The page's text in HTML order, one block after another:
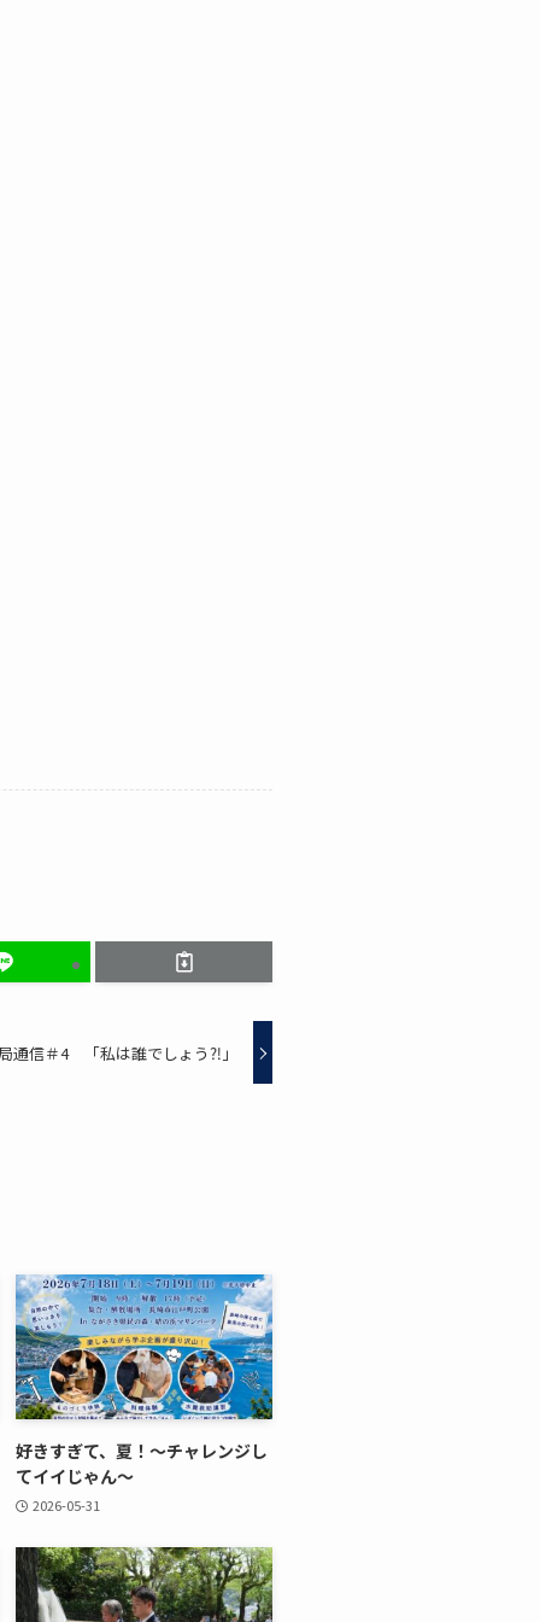
通信＃4 「私は誰でしょう⁈」
好きすぎて、夏！～チャレンジし
てイイじゃん～
2026-05-31